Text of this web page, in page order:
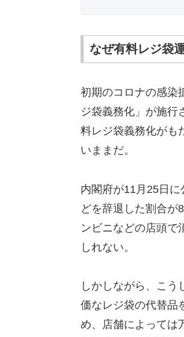
なぜ有料レジ袋
初期のコロナの感染
ジ袋義務化」が施行
料レジ袋義務化がも
いままだ。
内閣府が11月25日
どを辞退した割合が
ンビニなどの店頭で
しれない。
しかしながら、こう
価なレジ袋の代替品
め、店舗によっては